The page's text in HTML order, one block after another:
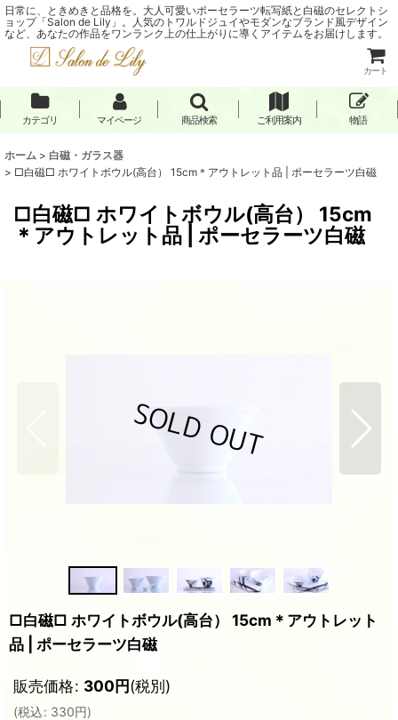
日常に、ときめきと品格を。大人可愛いポーセラーツ転写紙と白磁のセレクトシ
ョップ「Salon de Lily」。人気のトワルドジュイやモダンなブランド風デザイン
など、あなたの作品をワンランク上の仕上がりに導くアイテムをお届けします。
カート
カテゴリ マイページ 商品検索 ご利用案内 物語
ホーム > 白磁・ガラス器
> □白磁□ ホワイトボウル(高台） 15cm＊アウトレット品 | ポーセラーツ白磁
□白磁□ ホワイトボウル(高台） 15cm
＊アウトレット品 | ポーセラーツ白磁
□白磁□ ホワイトボウル(高台） 15cm＊アウトレット
品 | ポーセラーツ白磁
販売価格: 300円(税別)
(税込: 330円)